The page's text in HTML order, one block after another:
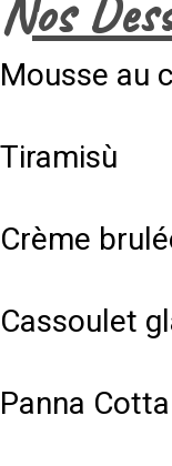
Mousse au
Tiramisù
Crème
Cassoulet
Panna Cotta